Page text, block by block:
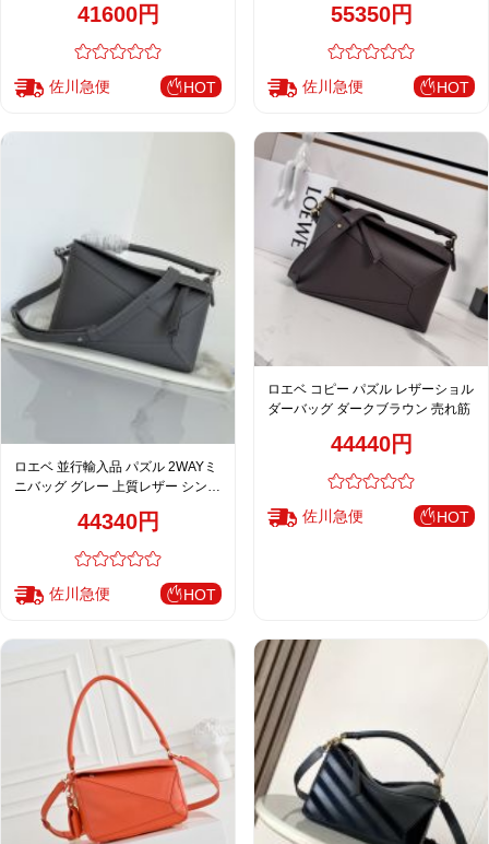
41600円
佐川急便 HOT
55350円
佐川急便 HOT
ロエベ 並行輸入品 パズル 2WAYミ
ニバッグ グレー 上質レザー シンプ
44340円
佐川急便 HOT
ロエベ コピー パズル レザーショル
ダーバッグ ダークブラウン 売れ筋
44440円
佐川急便 HOT